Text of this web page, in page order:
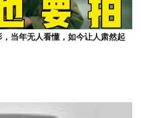
当年无人看懂，如今让人肃然起